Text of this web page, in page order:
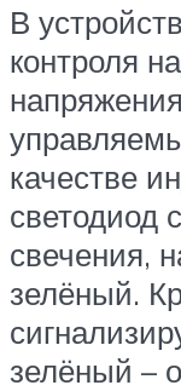
В
контроля
качестве
светодиод
свечения,
зелёный.
зелёный –